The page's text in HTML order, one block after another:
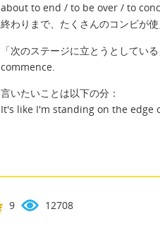
about to end / to be over / to
終わりまで、たくさんのコンビが使
「次のステージに立とうとして
commence.
言いたいことは以下の分：
It's like I'm standing on the edge
9 12708